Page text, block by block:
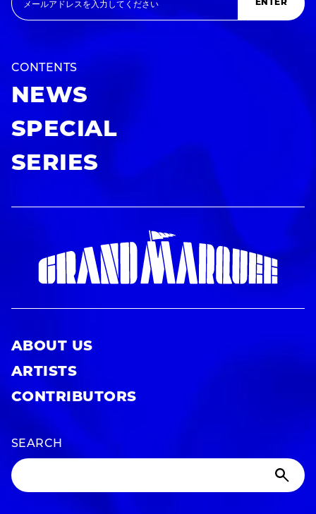
ENTER
CONTENTS
NEWS
SPECIAL
SERIES
ABOUT US
ARTISTS
CONTRIBUTORS
SEARCH